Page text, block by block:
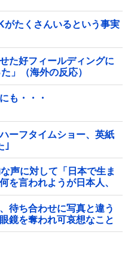
がたくさんいるという事実
た好フィールディングに
」（海外の反応）
も・・・
ーフタイムショー、英紙
｣
声に対して「日本で生ま
を言われようが日本人、
待ち合わせに写真と違う
鏡を奪われ可哀想なこと
てしまう…